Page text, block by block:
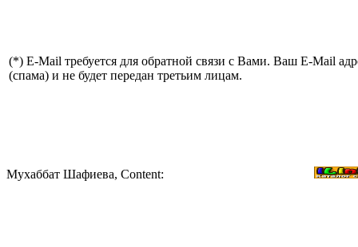
(*) E-Mail требуется для обратной связи с Вами. Ваш E-Mail
(спама) и не будет передан третьим лицам.
Мухаббат Шафиева, Content: